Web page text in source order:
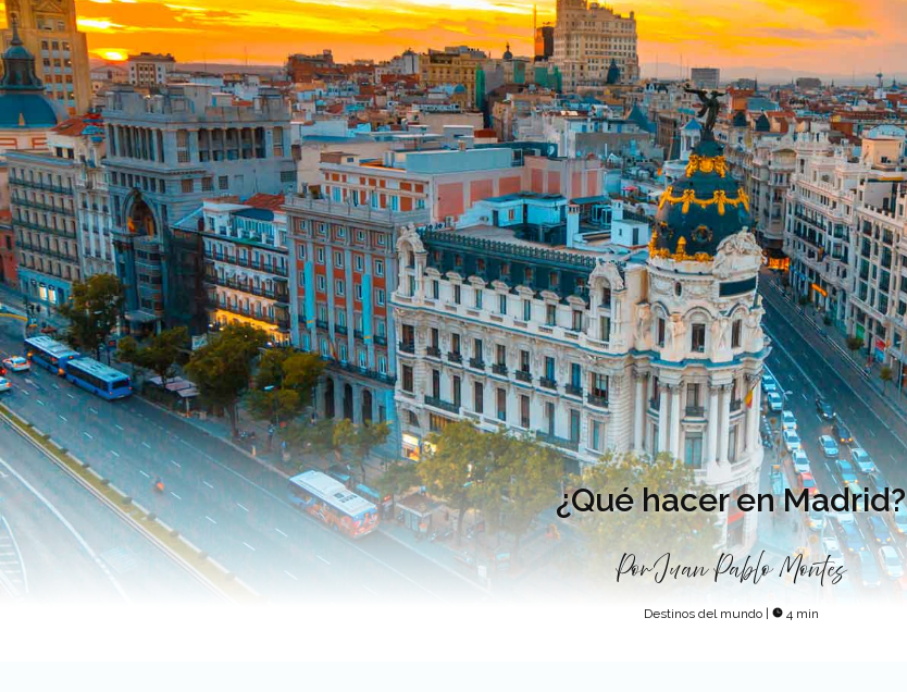
¿Qué hacer en Madrid?
PorJuan Pablo Montes
Destinos del mundo 4 min